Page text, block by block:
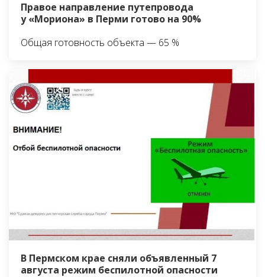
Правое направление путепровода
у «Мориона» в Перми готово на 90%
Общая готовность объекта — 65 %
В Пермском крае сняли объявленный 7
августа режим беспилотной опасности